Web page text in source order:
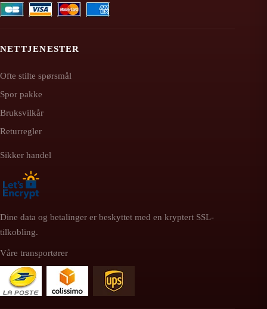
NETTJENESTER
Ofte stilte spørsmål
Spor pakke
Bruksvilkår
Returregler
Sikker handel
Dine data og betalinger er beskyttet med en kryptert SSL-
tilkobling.
Våre transportører